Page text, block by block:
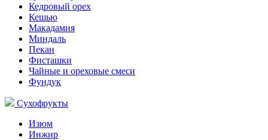
Кедровый орех
Кешью
Макадамия
Миндаль
Пекан
Фисташки
Чайные и ореховые смеси
Фундук
Сухофрукты
Изюм
Инжир